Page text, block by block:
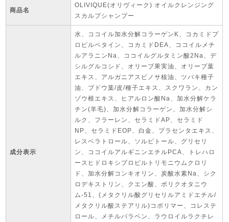
商品名
OLIVIQUE(オリヴィーク) オイルクレンジング
スカルプシャンプー
成分表示
水、ココイル加水分解コラーゲンK、コカミドプ
ロピルベタイン、コカミドDEA、ココイルメチ
ルアラニンNa、ココイルグルタミン酸2Na、デ
シルグルコシド、オリーブ果実油、オリーブ葉
エキス、アルガニアスピノサ核油、ツバキ種子
油、ブドウ葉/皮/種子エキス、スクワラン、カン
ゾウ根エキス、ヒアルロン酸Na、加水分解ケラ
チン(羊毛)、加水分解コラーゲン、加水分解シ
ルク、フラーレン、セラミドAP、セラミド
NP、セラミドEOP、白金、プラセンタエキス、
レスベラトロール、ソルビトール、グリセリ
ン、ココイルアルギニンエチルPCA、トレハロ
ースヒドロキシプロピルトリモニウムクロリ
ド、加水分解コンキオリン、炭酸水素Na、シク
ロデキストリン、クエン酸、ポリクオタニウ
ム-51、(メタクリル酸グリセリルアミドエチル/
メタクリル酸ステアリル)コポリマー、コレステ
ロール、メチルパラベン、ラウロイルラクチレ